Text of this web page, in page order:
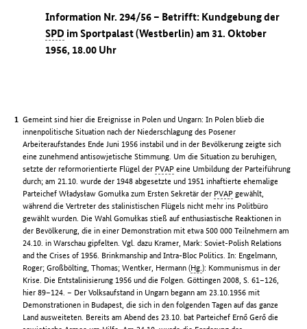
Information Nr. 294/56 – Betrifft: Kundgebung der
SPD im Sportpalast (Westberlin) am 31. Oktober
1956, 18.00 Uhr
Gemeint sind hier die Ereignisse in Polen und Ungarn: In Polen blieb die
innenpolitische Situation nach der Niederschlagung des Posener
Arbeiteraufstandes Ende Juni 1956 instabil und in der Bevölkerung zeigte sich
eine zunehmend antisowjetische Stimmung. Um die Situation zu beruhigen,
setzte der reformorientierte Flügel der PVAP eine Umbildung der Parteiführung
durch; am 21.10. wurde der 1948 abgesetzte und 1951 inhaftierte ehemalige
Parteichef Władysław Gomułka zum Ersten Sekretär der PVAP gewählt,
während die Vertreter des stalinistischen Flügels nicht mehr ins Politbüro
gewählt wurden. Die Wahl Gomułkas stieß auf enthusiastische Reaktionen in
der Bevölkerung, die in einer Demonstration mit etwa 500 000 Teilnehmern am
24.10. in Warschau gipfelten. Vgl. dazu Kramer, Mark: Soviet-Polish Relations
and the Crises of 1956. Brinkmanship and Intra-Bloc Politics. In: Engelmann,
Roger; Großbölting, Thomas; Wentker, Hermann (Hg.): Kommunismus in der
Krise. Die Entstalinisierung 1956 und die Folgen. Göttingen 2008, S. 61–126,
hier 89–124. – Der Volksaufstand in Ungarn begann am 23.10.1956 mit
Demonstrationen in Budapest, die sich in den folgenden Tagen auf das ganze
Land ausweiteten. Bereits am Abend des 23.10. bat Parteichef Ernő Gerő die